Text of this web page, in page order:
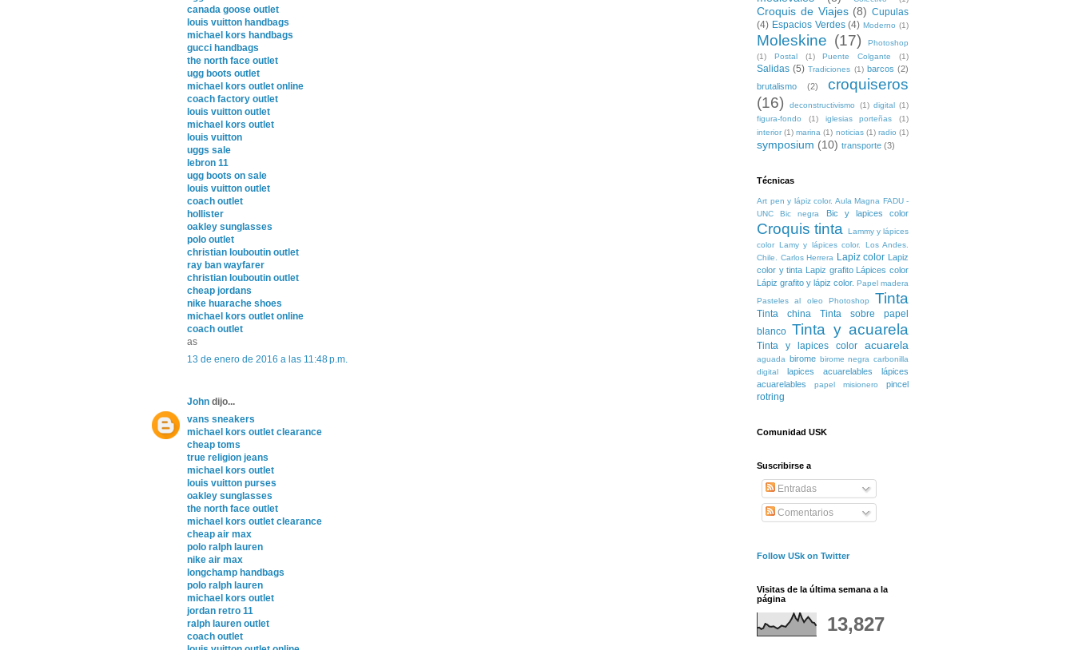
canada goose outlet
louis vuitton handbags
michael kors handbags
gucci handbags
the north face outlet
ugg boots outlet
michael kors outlet online
coach factory outlet
louis vuitton outlet
michael kors outlet
louis vuitton
uggs sale
lebron 11
ugg boots on sale
louis vuitton outlet
coach outlet
hollister
oakley sunglasses
polo outlet
christian louboutin outlet
ray ban wayfarer
christian louboutin outlet
cheap jordans
nike huarache shoes
michael kors outlet online
coach outlet
as
13 de enero de 2016 a las 11:48 p.m.
John dijo...
vans sneakers
michael kors outlet clearance
cheap toms
true religion jeans
michael kors outlet
louis vuitton purses
oakley sunglasses
the north face outlet
michael kors outlet clearance
cheap air max
polo ralph lauren
nike air max
longchamp handbags
polo ralph lauren
michael kors outlet
jordan retro 11
ralph lauren outlet
coach outlet
Croquis de Viajes (8) Cupulas
(4) Espacios Verdes (4) Moderno (1)
Moleskine (17)
Photoshop
(1)
Postal (1) Puente Colgante (1)
Salidas (5) Tradiciones (1) barcos (2)
brutalismo
(2)
croquiseros
(16)
deconstructivismo (1) digital
(1)
figura-fondo
(1) iglesias porteñas
(1)
interior (1) marina (1) noticias (1) radio (1)
symposium (10) transporte (3)
Técnicas
Art pen y lápiz color. Aula Magna FADU -
UNC
Bic negra Bic y lapices color
Croquis tinta
Lammy y lápices
color
Lamy y lápices color. Los Andes.
Chile. Carlos Herrera Lapiz color
Lapiz
color y tinta
Lapiz grafito
Lápices color
Lápiz grafito y lápiz color. Papel madera
Pasteles al oleo
Photoshop Tinta
Tinta china
Tinta sobre papel
blanco Tinta y acuarela
Tinta y lapices color acuarela
aguada birome birome negra carbonilla
digital
lapices acuarelables
lápices
acuarelables
papel misionero pincel
rotring
Comunidad USK
Suscribirse a
Entradas
Comentarios
Follow USk on Twitter
Visitas de la última semana a la
página
13,827